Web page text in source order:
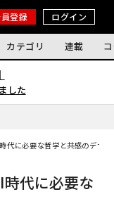
登録 ログイン
カテゴリ 連載
した
代に必要な哲学と共感のデザイ
時代に必要な